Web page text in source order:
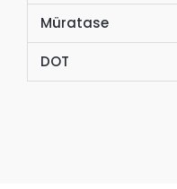
Müratase
DOT